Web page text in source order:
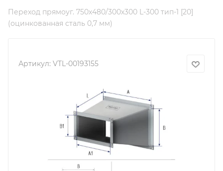
Переход прямоуг. 750х480/300х300 L-300 тип-1 [20]
(оцинкованная сталь 0,7 мм)
Артикул: VTL-00193155